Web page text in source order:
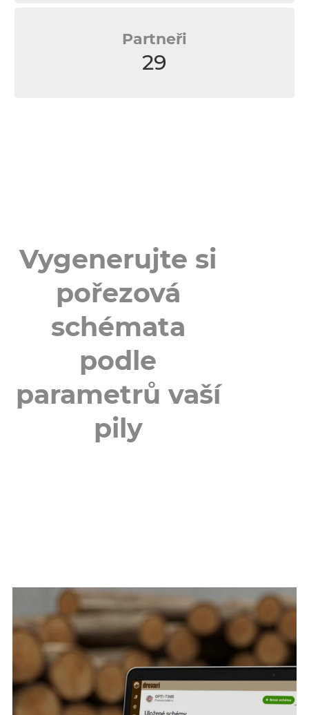
Partneři
29
Vygenerujte si
pořezová
schémata
podle
parametrů vaší
pily